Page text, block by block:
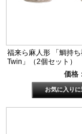
福来ら麻人形 「鯛持
Twin」（2個セット）
価格